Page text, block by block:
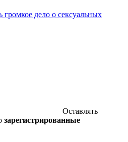
громкое дело о сексуальных
Оставлять
зарегистрированные